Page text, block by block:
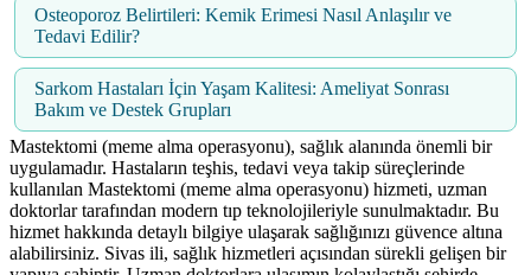
Osteoporoz Belirtileri: Kemik Erimesi Nasıl Anlaşılır ve
Tedavi Edilir?
Sarkom Hastaları İçin Yaşam Kalitesi: Ameliyat Sonrası
Bakım ve Destek Grupları
Mastektomi (meme alma operasyonu), sağlık alanında önemli bir
uygulamadır. Hastaların teşhis, tedavi veya takip süreçlerinde
kullanılan Mastektomi (meme alma operasyonu) hizmeti, uzman
doktorlar tarafından modern tıp teknolojileriyle sunulmaktadır. Bu
hizmet hakkında detaylı bilgiye ulaşarak sağlığınızı güvence altına
alabilirsiniz. Sivas ili, sağlık hizmetleri açısından sürekli gelişen bir